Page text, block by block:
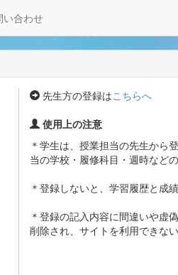
い合わせ
先生方の登録はこちらへ
使用上の注意
＊学生は、授業担当の先生から
当の学校・履修科目・週時など
＊登録しないと、学習履歴と成
＊登録の記入内容に間違いや虚
削除され、サイトを利用できな